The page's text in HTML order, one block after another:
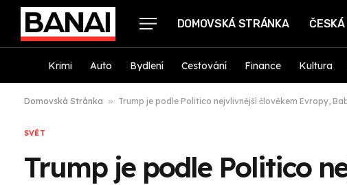
DOMOVSKÁ STRÁNKA ČESKÁ
Krimi Auto Bydlení Cestování Finance Kultura
Domovská Stránka » Trump je podle Politico nejvlivnější člověkem Evropy,
SVĚT
Trump je podle Politico